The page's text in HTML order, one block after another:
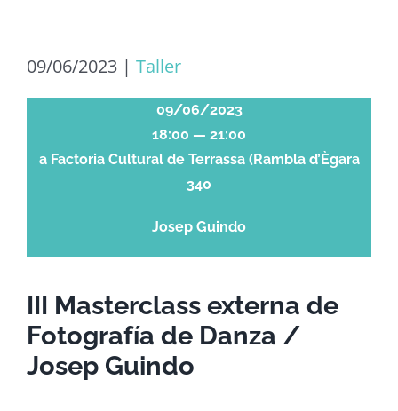
09/06/2023 | Taller
III Masterclass externa de
Fotografía de Danza /
Josep Guindo
09/06/2023
18:00 — 21:00
a Factoria Cultural de Terrassa (Rambla d’Ègara
340
Josep Guindo